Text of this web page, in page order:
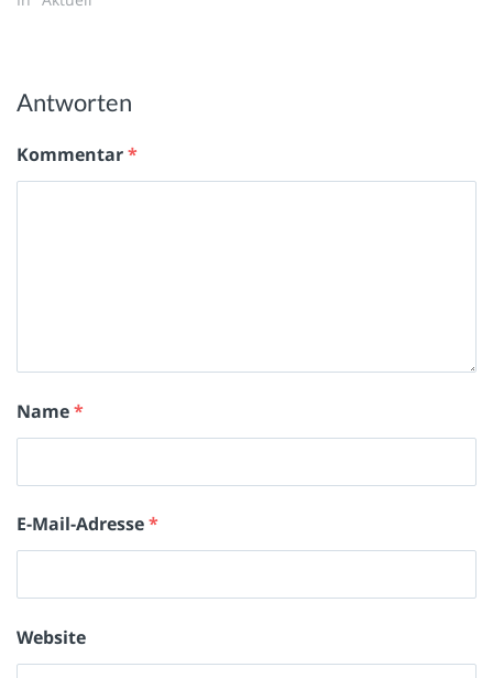
Antworten
Kommentar*
Name*
E-Mail-Adresse*
Website